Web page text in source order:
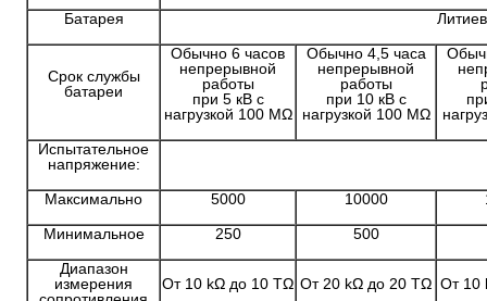
Батарея
Срок службы
батареи
Обычно 6 часов
непрерывной
работы
при 5 кВ с
нагрузкой 100 MΩ
Обычно 4,5 часа
непрерывной
работы
при 10 кВ с
нагрузкой 100 MΩ
Испытательное
напряжение:
Максимально
5000 10000
Минимальное
250
500
Диапазон
измерения
От 10 kΩ до 10 TΩ От 20 kΩ до 20 TΩ От 10